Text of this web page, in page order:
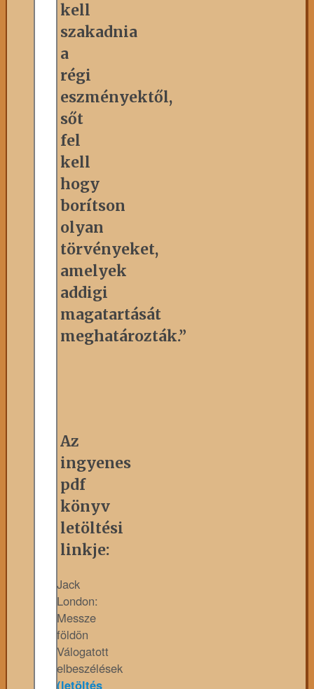
kell
szakadnia
a
régi
eszményektől,
sőt
fel
kell
hogy
borítson
olyan
törvényeket,
amelyek
addigi
magatartását
meghatározták.”
Az
ingyenes
pdf
könyv
letöltési
linkje:
Jack
London:
Messze
földön
Válogatott
elbeszélések
(letöltés